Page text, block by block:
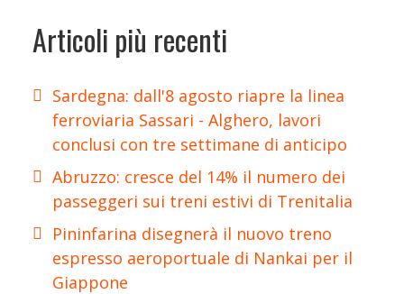
Articoli più recenti
Sardegna: dall'8 agosto riapre la linea
ferroviaria Sassari - Alghero, lavori
conclusi con tre settimane di anticipo
Abruzzo: cresce del 14% il numero dei
passeggeri sui treni estivi di Trenitalia
Pininfarina disegnerà il nuovo treno
espresso aeroportuale di Nankai per il
Giappone